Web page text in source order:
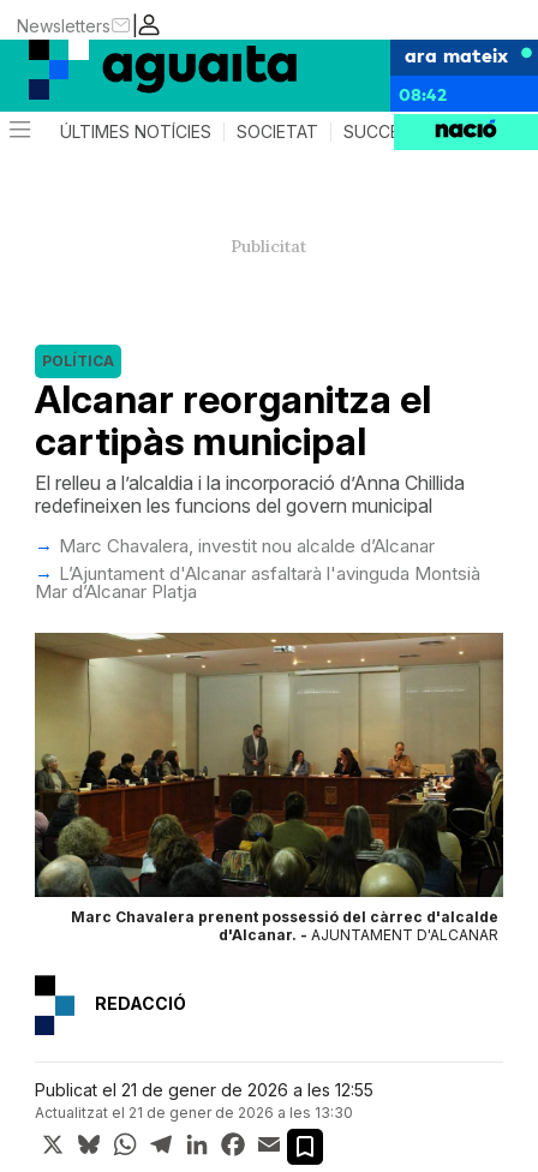
|
Newsletters
ara mateix
08:42
ÚLTIMES NOTÍCIES SOCIETAT SUCCESSOS AGENDA
Alcanar reorganitza el
cartipàs municipal
POLÍTICA
El relleu a l’alcaldia i la incorporació d’Anna Chillida
redefineixen les funcions del govern municipal
Marc Chavalera, investit nou alcalde d’Alcanar
L’Ajuntament d'Alcanar asfaltarà l'avinguda Montsià
Mar d’Alcanar Platja
Marc Chavalera prenent possessió del càrrec d'alcalde
d'Alcanar. - AJUNTAMENT D'ALCANAR
REDACCIÓ
Publicat el 21 de gener de 2026 a les 12:55
Actualitzat el 21 de gener de 2026 a les 13:30
X BlueskyWhatsApp
TelegramLinkedInFacebook
Email